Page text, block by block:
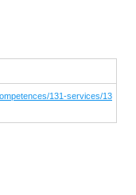
131-services/13